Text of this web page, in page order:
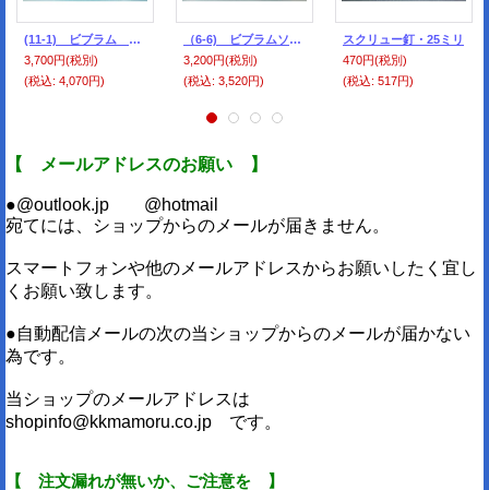
(11-1) ビブラム ＃700 黒 32ｃｍ・100 （ソール＆ヒール）
3,700円(税別)
(税込: 4,070円)
（6-6) ビブラムソール ＃2060ベージュ色 34ｃｍ・120 （ユニット底）
3,200円(税別)
(税込: 3,520円)
スクリュー釘・25ミリ
470円(税別)
(税込: 517円)
【 メールアドレスのお願い 】
●@outlook.jp @hotmail
宛てには、ショップからのメールが届きません。
スマートフォンや他のメールアドレスからお願いしたく宜し
くお願い致します。
●自動配信メールの次の当ショップからのメールが届かない
為です。
当ショップのメールアドレスは
shopinfo@kkmamoru.co.jp です。
【 注文漏れが無いか、ご注意を 】